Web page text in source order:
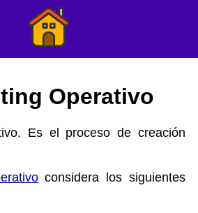
Operativo
Es el proceso de creación
considera los siguientes